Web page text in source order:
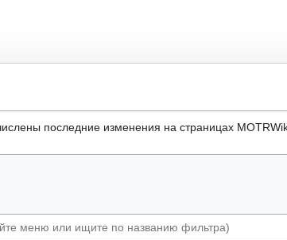
последние изменения на страницах